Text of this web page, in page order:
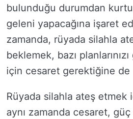
bulunduğu durumdan
geleni yapacağına işaret
zamanda, rüyada silahla
beklemek, bazı
için cesaret gerektiğine de
Rüyada silahla ateş etmek
aynı zamanda cesaret, güç